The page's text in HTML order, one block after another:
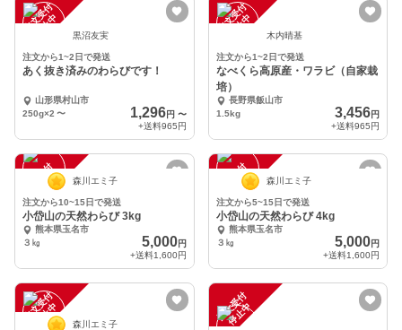
注
文
受
付
停
止
中 黒沼友実
注文から1~2日で発送
あく抜き済みのわらびです！
山形県村山市
250g×2 〜 1,296円 〜
+送料965円
注
文
受
付
停
止
中 木内晴基
注文から1~2日で発送
なべくら高原産・ワラビ（自家栽
培）
長野県飯山市
1.5kg
3,456円
+送料965円
注
文
受
付
停
止
中 森川エミ子
注文から10~15日で発送
小岱山の天然わらび 3kg
熊本県玉名市
３㎏
5,000円
+送料1,600円
注
文
受
付
停
止
中 森川エミ子
注文から5~15日で発送
小岱山の天然わらび 4kg
熊本県玉名市
３㎏
5,000円
+送料1,600円
注
文
受
付
停
止
中 森川エミ子
注
文
受
付
停
止
中